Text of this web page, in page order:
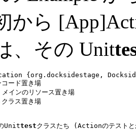
から
、その Unit
{org.docksidestage,
ード置き場
インのリソース置き場
ラス置き場
Unittestクラスたち (Actionのテスト